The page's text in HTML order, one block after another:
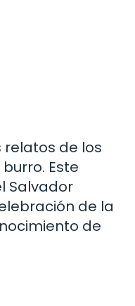
relatos de los
Este
Salvador
de la
de